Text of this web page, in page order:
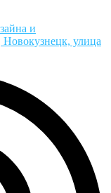
и
Новокузнецк, улица